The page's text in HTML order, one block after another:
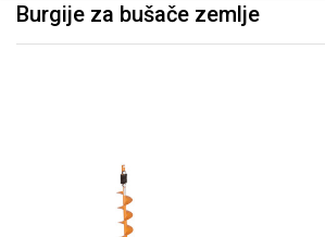
Burgije za bušače zemlje